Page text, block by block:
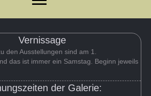
Vernissage
den Ausstellungen sind am 1.
das ist immer ein Samstag. Beginn jeweils
der Galerie: